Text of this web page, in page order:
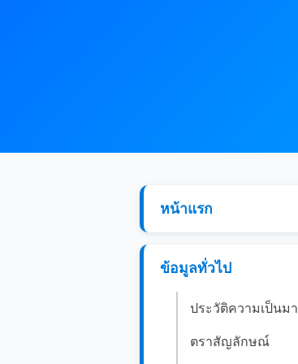
หน้าแรก
ข้อมูลทั่วไป
ประวัติความเป็นมา
ตราสัญลักษณ์